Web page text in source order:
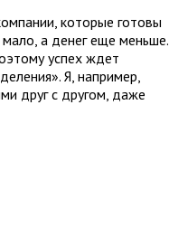
которые готовы
мало, а денег еще меньше.
успех ждет
Я, например,
друг с другом, даже